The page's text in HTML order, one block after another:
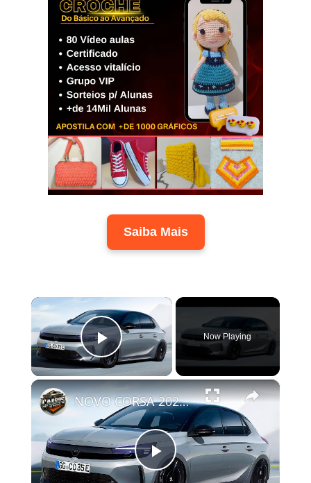
Saiba Mais
×
Play Video
Now Playing
×
Play
NOVO CORSA 2024 É REVELADO COM ATUALIZAÇÕES NO VISUAL